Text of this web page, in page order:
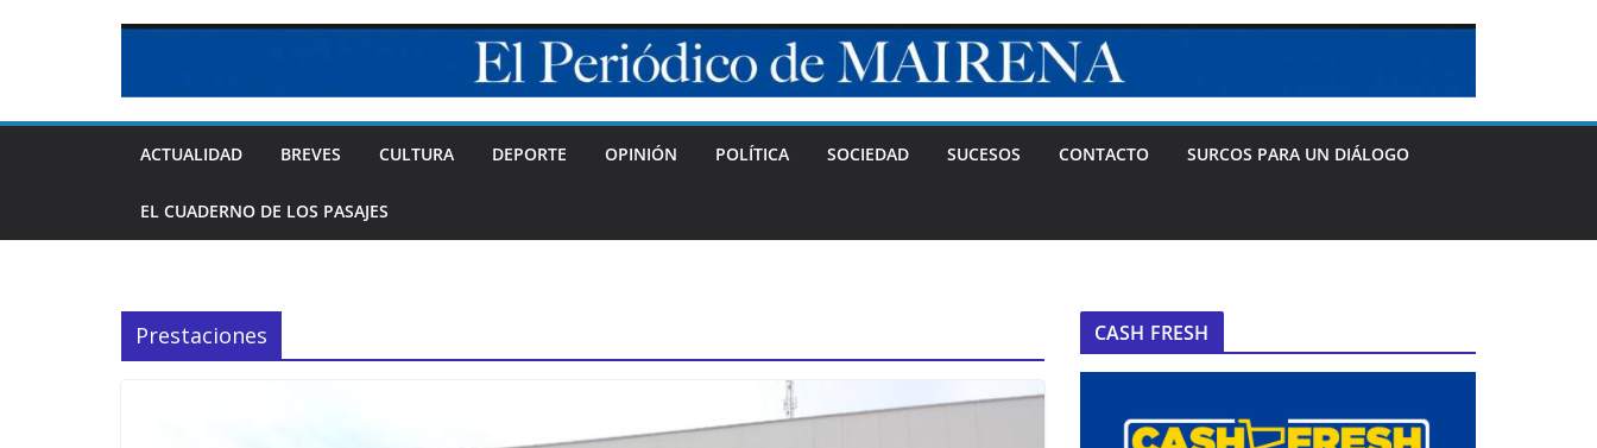
ACTUALIDAD BREVES CULTURA DEPORTE OPINIÓN POLÍTICA SOCIEDAD SUCESOS CONTACTO SURCOS PARA UN DIÁLOGO
EL CUADERNO DE LOS PASAJES
Prestaciones CASH FRESH